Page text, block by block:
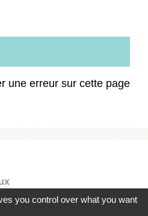
une erreur sur cette page
you control over what you want